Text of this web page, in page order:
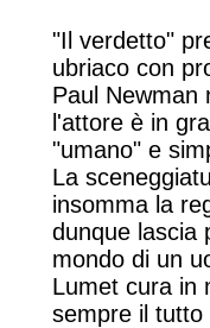
"Il verdetto"
ubriaco con
Paul Newman
l'attore è in
"umano" e
La
insomma la
dunque lascia
mondo di un
Lumet cura in
sempre il